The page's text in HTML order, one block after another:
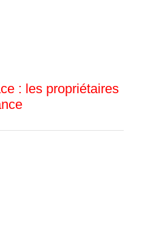
: les propriétaires